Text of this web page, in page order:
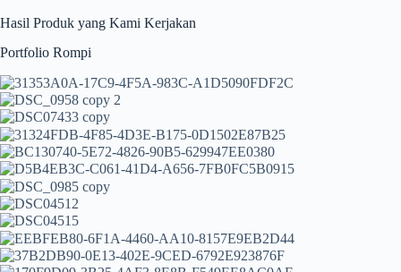
Hasil Produk yang Kami Kerjakan
Portfolio Rompi